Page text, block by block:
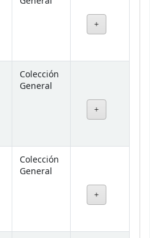
Colección
General
Colección
General